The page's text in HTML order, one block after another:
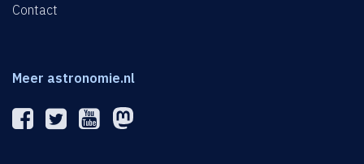
Contact
Meer astronomie.nl